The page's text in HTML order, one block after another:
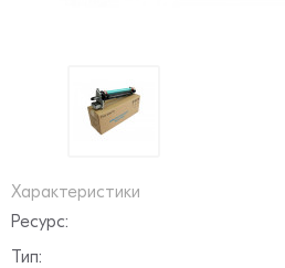
Характеристики
Ресурс:
Тип: